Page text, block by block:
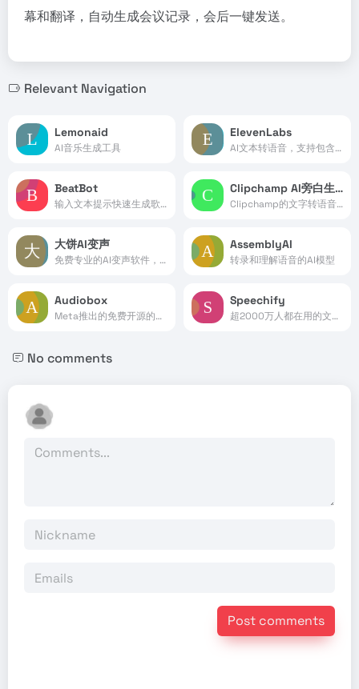
幕和翻译，自动生成会议记录，会后一键发送。
Relevant Navigation
Lemonaid
AI音乐生成工具
ElevenLabs
AI文本转语音，支持包含中文在内的28种语言
BeatBot
输入文本提示快速生成歌曲和音乐
Clipchamp AI旁白生成器
Clipchamp的文字转语音生成器
大饼AI变声
免费专业的AI变声软件，一键实时语音变声
AssemblyAI
转录和理解语音的AI模型
Audiobox
Meta推出的免费开源的AI语音和声音生成模型
Speechify
超2000万人都在用的文字转语音朗读器
No comments
Post comments